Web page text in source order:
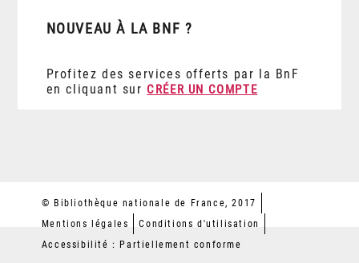
NOUVEAU À LA BNF ?
Profitez des services offerts par la BnF
en cliquant sur CRÉER UN COMPTE
© Bibliothèque nationale de France, 2017
Mentions légales
Conditions d'utilisation
Accessibilité : Partiellement conforme